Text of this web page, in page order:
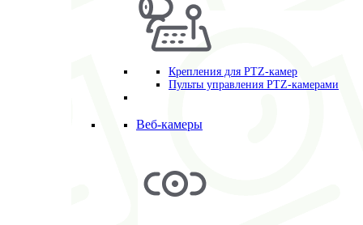
Крепления для PTZ-камер
Пульты управления PTZ-камерами
Веб-камеры